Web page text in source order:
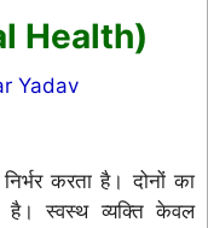
Health)
Yadav
करता है। दोनों का
है। स्वस्थ व्यक्ति केवल